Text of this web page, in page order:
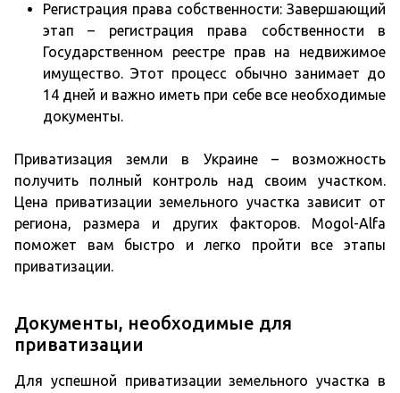
Регистрация права собственности: Завершающий
этап – регистрация права собственности в
Государственном реестре прав на недвижимое
имущество. Этот процесс обычно занимает до
14 дней и важно иметь при себе все необходимые
документы.
Приватизация земли в Украине – возможность
получить полный контроль над своим участком.
Цена приватизации земельного участка зависит от
региона, размера и других факторов. Mogol-Alfa
поможет вам быстро и легко пройти все этапы
приватизации.
Документы, необходимые для
приватизации
Для успешной приватизации земельного участка в